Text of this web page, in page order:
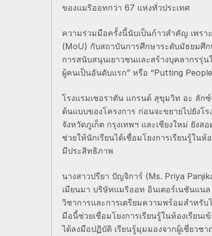
ของแมริออทกว่า 67 แห่งทั่วประเทศ
ความร่วมมือครั้งนี้นับเป็นก้าวสำคัญ เพร
(MoU) กับสถาบันการศึกษาระดับมัธยมศึ
การสนับสนุนเยาวชนและสร้างบุคลากรรุ่
ผู้คนเป็นอันดับแรก” หรือ “Putting
โรงแรมเชอราตัน แกรนด์ สุขุมวิท อะ ลักซ์
ต้นแบบของโครงการ ก่อนจะขยายไปยังโ
จังหวัดภูเก็ต กรุงเทพฯ และเชียงใหม่ ยัง
ช่วยให้นักเรียนได้เชื่อมโยงการเรียนรู้ใน
มีประสิทธิภาพ
นางสาวปรียา ปัญจิการ์ (Ms. Priya
เมียนมา บริษัทแมริออท อินเตอร์เนชันแน
วิชาการและการเตรียมความพร้อมสำหรับ
มือนี้ช่วยเชื่อมโยงการเรียนรู้ในห้องเรียน
ได้ลงมือปฏิบัติ เรียนรู้มุมมองจากผู้เชี่ยวช